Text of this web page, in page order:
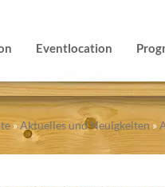
Eventlocation
»Aktuelles und Neuigkeiten »